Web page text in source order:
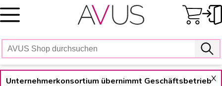
Skip
to
X
Unternehmerkonsortium übernimmt Geschäftsbetrieb